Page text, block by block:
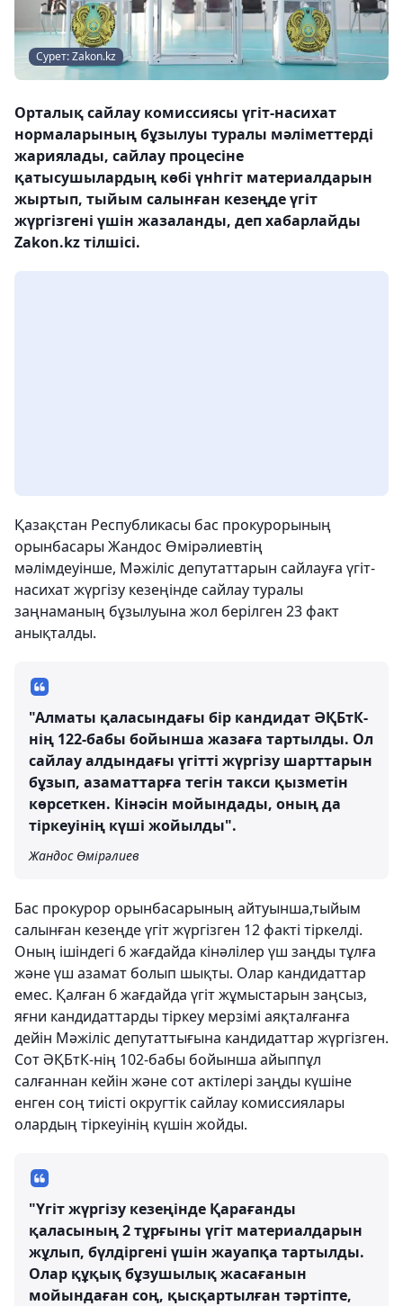
Сурет: Zakon.kz
Орталық сайлау комиссиясы үгіт-насихат
нормаларының бұзылуы туралы мәліметтерді
жариялады, сайлау процесіне
қатысушылардың көбі үнһгіт материалдарын
жыртып, тыйым салынған кезеңде үгіт
жүргізгені үшін жазаланды, деп хабарлайды
Zakon.kz тілшісі.
Қазақстан Республикасы бас прокурорының
орынбасары Жандос Өмірәлиевтің
мәлімдеуінше, Мәжіліс депутаттарын сайлауға үгіт-
насихат жүргізу кезеңінде сайлау туралы
заңнаманың бұзылуына жол берілген 23 факт
анықталды.
"Алматы қаласындағы бір кандидат ӘҚБтК-
нің 122-бабы бойынша жазаға тартылды. Ол
сайлау алдындағы үгітті жүргізу шарттарын
бұзып, азаматтарға тегін такси қызметін
көрсеткен. Кінәсін мойындады, оның да
тіркеуінің күші жойылды".
Жандос Өмірәлиев
Бас прокурор орынбасарының айтуынша,тыйым
салынған кезеңде үгіт жүргізген 12 факті тіркелді.
Оның ішіндегі 6 жағдайда кінәлілер үш заңды тұлға
және үш азамат болып шықты. Олар кандидаттар
емес. Қалған 6 жағдайда үгіт жұмыстарын заңсыз,
яғни кандидаттарды тіркеу мерзімі аяқталғанға
дейін Мәжіліс депутаттығына кандидаттар жүргізген.
Сот ӘҚБтК-нің 102-бабы бойынша айыппұл
салғаннан кейін және сот актілері заңды күшіне
енген соң тиісті округтік сайлау комиссиялары
олардың тіркеуінің күшін жойды.
"Үгіт жүргізу кезеңінде Қарағанды
қаласының 2 тұрғыны үгіт материалдарын
жұлып, бүлдіргені үшін жауапқа тартылды.
Олар құқық бұзушылық жасағанын
мойындаған соң, қысқартылған тәртіпте,